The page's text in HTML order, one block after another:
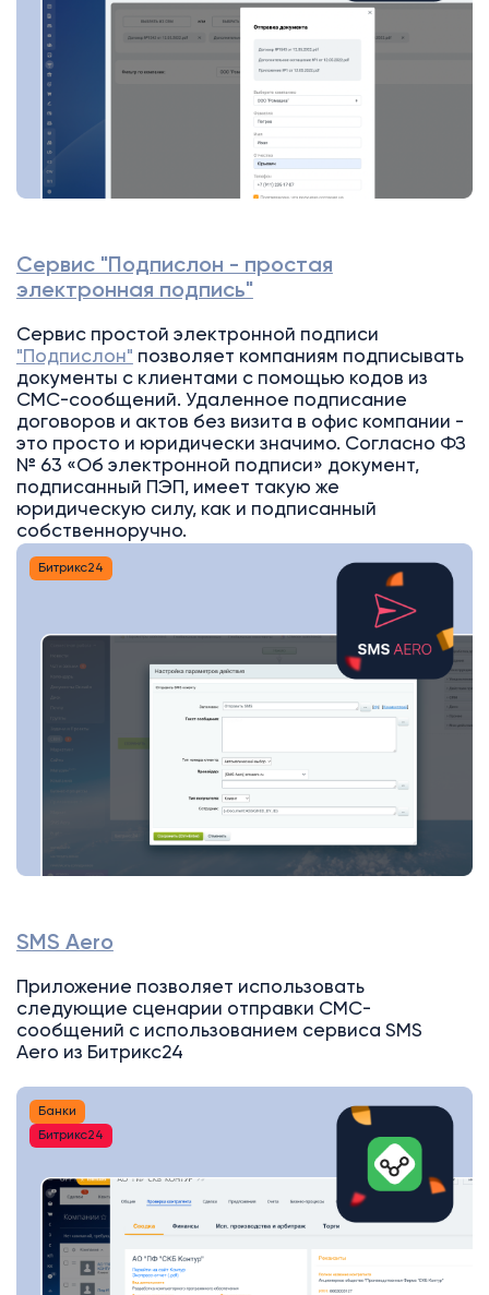
Сервис "Подпислон - простая
электронная подпись"
Сервис простой электронной подписи
"Подпислон" позволяет компаниям подписывать
документы с клиентами с помощью кодов из
СМС-сообщений. Удаленное подписание
договоров и актов без визита в офис компании -
это просто и юридически значимо. Согласно ФЗ
№ 63 «Об электронной подписи» документ,
подписанный ПЭП, имеет такую же
юридическую силу, как и подписанный
собственноручно.
Битрикс24
SMS Aero
Приложение позволяет использовать
следующие сценарии отправки СМС-
сообщений с использованием сервиса SMS
Aero из Битрикс24
Банки
Битрикс24